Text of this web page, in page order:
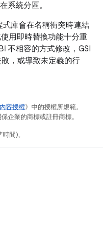
系統分區。
式庫會在名稱衝突時連結
用即時替換功能十分重
不相容的方式修改，GSI
，或導致未定義的行
內容授權》中的授權所規範。
企業的商標或註冊商標。
間)。